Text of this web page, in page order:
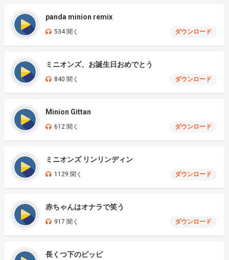
panda minion remix
534 聞く ダウンロード
ミニオンズ、お誕生日おめでとう
840 聞く ダウンロード
Minion Gittan
612 聞く ダウンロード
ミニオンズ リンリンディン
1129 聞く ダウンロード
赤ちゃんはオナラで笑う
917 聞く ダウンロード
長くつ下のピッピ